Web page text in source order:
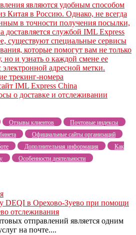
являются удобным способом
Китая в Россию. Однако, не всегда
в точности получения посылки,
доставляется службой IML Express
существуют специальные сервисы
которые помогут вам не только
но и узнать о каждой смене ее
электронной адресной метки.
трекинг-номера
IML Express China
о доставке и отслеживании
Отзывы клиентов
Почтовые индексы
Официальные сайты организаций
Дополнительная информация
Как
Особенности деятельности
DEQI в Орехово-Зуево при помощи
отслеживания
отправлений является одним
на почте....